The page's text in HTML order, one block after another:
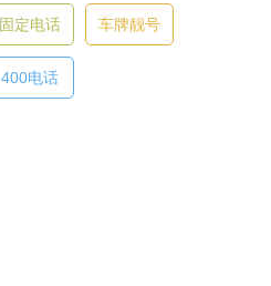
固定电话 车牌靓号
400电话